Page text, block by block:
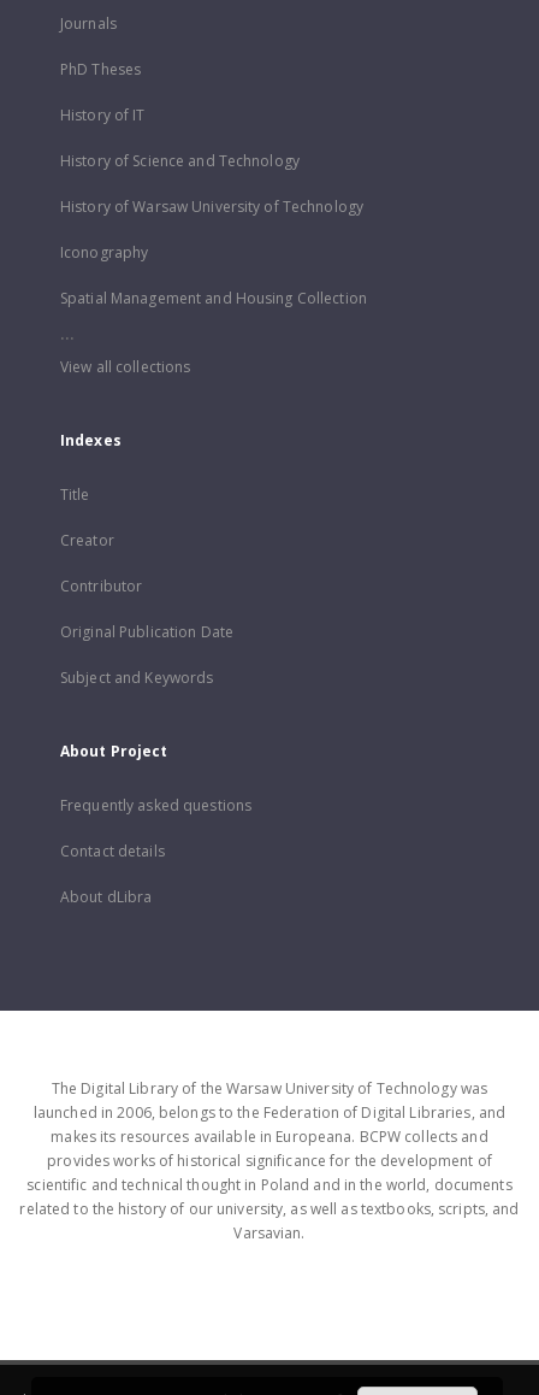
Journals
PhD Theses
History of IT
History of Science and Technology
History of Warsaw University of Technology
Iconography
Spatial Management and Housing Collection
...
View all collections
Indexes
Title
Creator
Contributor
Original Publication Date
Subject and Keywords
About Project
Frequently asked questions
Contact details
About dLibra
The Digital Library of the Warsaw University of Technology was
launched in 2006, belongs to the Federation of Digital Libraries, and
makes its resources available in Europeana. BCPW collects and
provides works of historical significance for the development of
scientific and technical thought in Poland and in the world, documents
related to the history of our university, as well as textbooks, scripts, and
Varsavian.